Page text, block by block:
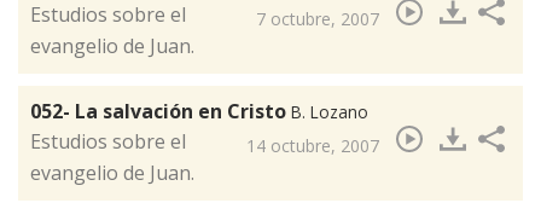
7 octubre, 2007
​Estudios sobre el
evangelio de Juan.
052- La salvación en Cristo B. Lozano
14 octubre, 2007
​Estudios sobre el
evangelio de Juan.